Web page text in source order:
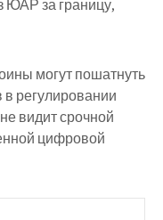
ЮАР за границу,
могут пошатнуть
в регулировании
видит срочной
цифровой